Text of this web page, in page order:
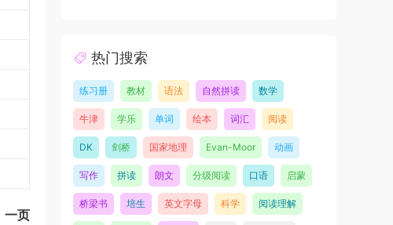
一页
热门搜索
练习册 教材 语法 自然拼读 数学
牛津 学乐 单词 绘本 词汇 阅读
DK 剑桥 国家地理 Evan-Moor 动画
写作 拼读 朗文 分级阅读 口语 启蒙
桥梁书 培生 英文字母 科学 阅读理解